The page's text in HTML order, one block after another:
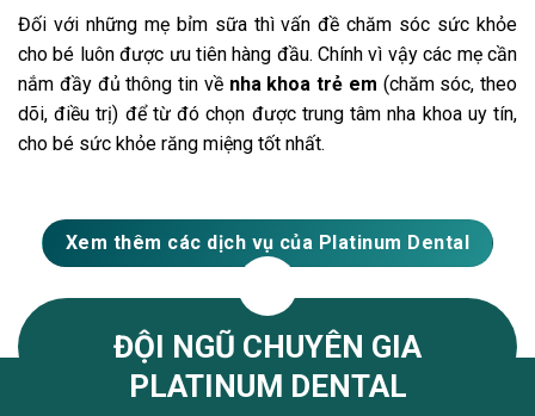
Đối với những mẹ bỉm sữa thì vấn đề chăm sóc sức khỏe
cho bé luôn được ưu tiên hàng đầu. Chính vì vậy các mẹ cần
nắm đầy đủ thông tin về nha khoa trẻ em (chăm sóc, theo
dõi, điều trị) để từ đó chọn được trung tâm nha khoa uy tín,
cho bé sức khỏe răng miệng tốt nhất.
Xem thêm các dịch vụ của Platinum Dental
ĐỘI NGŨ CHUYÊN GIA
PLATINUM DENTAL